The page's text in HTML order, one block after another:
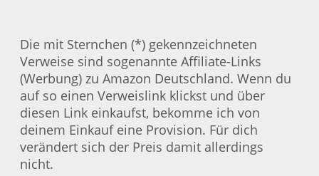
Die mit Sternchen (*) gekennzeichneten
Verweise sind sogenannte Affiliate-Links
(Werbung) zu Amazon Deutschland. Wenn du
auf so einen Verweislink klickst und über
diesen Link einkaufst, bekomme ich von
deinem Einkauf eine Provision. Für dich
verändert sich der Preis damit allerdings
nicht.